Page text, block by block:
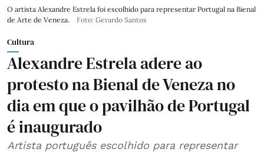
O artista Alexandre Estrela foi escolhido para representar Portugal na Bienal
de Arte de Veneza.
Foto: Gerardo Santos
Cultura
Alexandre Estrela adere ao
protesto na Bienal de Veneza no
dia em que o pavilhão de Portugal
é inaugurado
Artista português escolhido para representar